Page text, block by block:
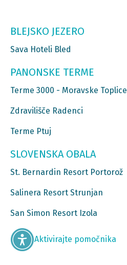
BLEJSKO JEZERO
Sava Hoteli Bled
PANONSKE TERME
Terme 3000 - Moravske Toplice
Zdravilišče Radenci
Terme Ptuj
SLOVENSKA OBALA
St. Bernardin Resort Portorož
Salinera Resort Strunjan
San Simon Resort Izola
Aktivirajte pomočnika